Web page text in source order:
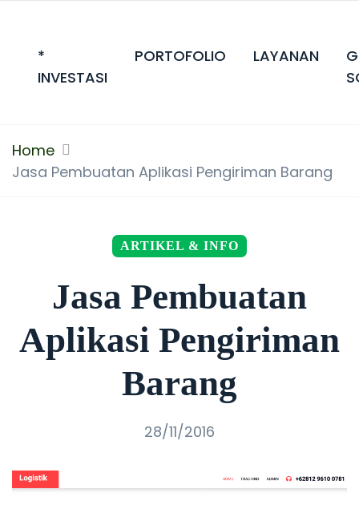
*
INVESTASI
PORTOFOLIO LAYANAN
Home
Jasa Pembuatan Aplikasi Pengiriman Barang
ARTIKEL & INFO
Jasa Pembuatan
Aplikasi Pengiriman
Barang
28/11/2016